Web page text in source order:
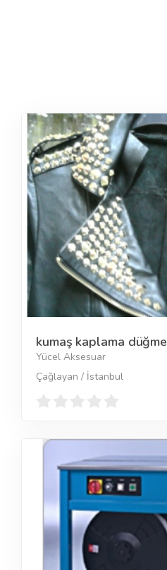
kumaş kaplama düğme
Yücel Aksesuar
Çağlayan / İstanbul